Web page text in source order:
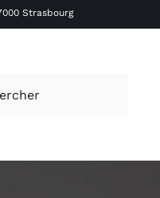
Strasbourg